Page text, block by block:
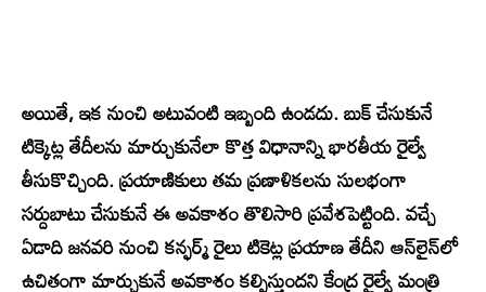
అయితే, ఇక నుంచి అటువంటి ఇబ్బంది ఉండదు. బుక్ చేసుకునే
టిక్కెట్ల తేదీలను మార్చుకునేలా కొత్త విధానాన్ని భారతీయ రైల్వే
తీసుకొచ్చింది. ప్రయాణికులు తమ ప్రణాళికలను సులభంగా
సర్దుబాటు చేసుకునే ఈ అవకాశం తొలిసారి ప్రవేశపెట్టింది. వచ్చే
ఏడాది జనవరి నుంచి కన్ఫర్మ్ రైలు టికెట్ల ప్రయాణ తేదీని ఆన్‌లైన్‌లో
ఉచితంగా మార్చుకునే అవకాశం కల్పిస్తుందని కేంద్ర రైల్వే మంత్రి